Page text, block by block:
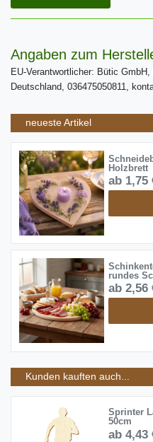
Angaben zum
EU-Verantwortlicher: Bütic
Deutschland, 036475050811,
neueste Artikel
Holzbrett
ab 1,75
rundes
ab 2,56
Kunden kauften auch...
Sprinter
50cm
ab 4,43